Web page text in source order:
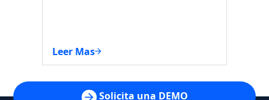
Leer Mas
Solicita una DEMO